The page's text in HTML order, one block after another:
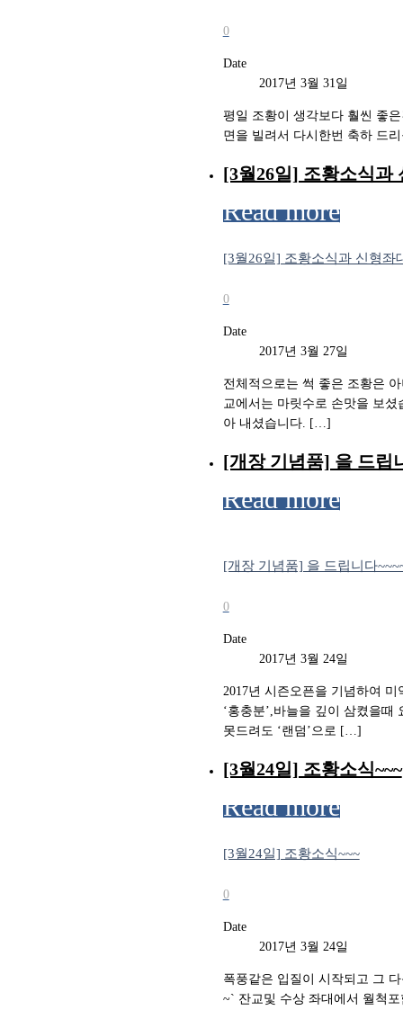
0
Date
2017년 3월 31일
평일 조황이 생각보다 훨씬 좋
면을 빌려서 다시한번 축하 드
[3월26일] 조황소식과
Read more
[3월26일] 조황소식과 신형좌
0
Date
2017년 3월 27일
전체적으로는 썩 좋은 조황은
교에서는 마릿수로 손맛을 보
아 내셨습니다. […]
[개장 기념품] 을 드립
Read more
[개장 기념품] 을 드립니다
0
Date
2017년 3월 24일
2017년 시즌오픈을 기념하여
‘홍충분’,바늘을 깊이 삼켰을
못드려도 ‘랜덤’으로 […]
[3월24일] 조황소식~~~
Read more
[3월24일] 조황소식~~~
0
Date
2017년 3월 24일
폭풍같은 입질이 시작되고 그
~` 잔교및 수상 좌대에서 월척